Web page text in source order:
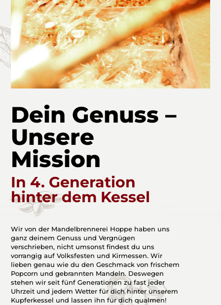
Dein Genuss –
Unsere
Mission
In 4. Generation
hinter dem Kessel
Wir von der Mandelbrennerei Hoppe haben uns
ganz deinem Genuss und Vergnügen
verschrieben, nicht umsonst findest du uns
vorrangig auf Volksfesten und Kirmessen. Wir
lieben genau wie du den Geschmack von frischem
Popcorn und gebrannten Mandeln. Deswegen
stehen wir seit fünf Generationen zu fast jeder
Uhrzeit und jedem Wetter für dich hinter unserem
Kupferkessel und lassen ihn für dich qualmen!